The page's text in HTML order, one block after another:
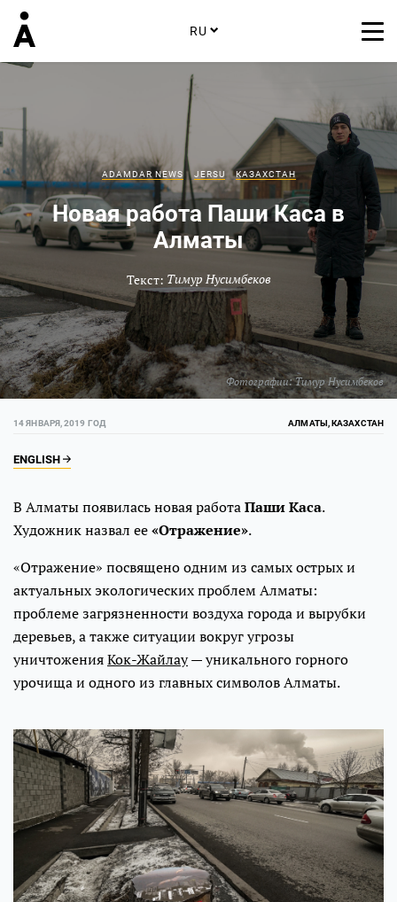
RU
Фотографии:Тимур Нусимбеков
ADAMDAR NEWS JERSU КАЗАХСТАН
Новая работа Паши Каса в
Алматы
Текст: Тимур Нусимбеков
14 ЯНВАРЯ, 2019 ГОД АЛМАТЫ, КАЗАХСТАН
ENGLISH
В Алматы появилась новая работаПаши Каса.
Художник назвал ее«Отражение».
«Отражение» посвящено одним из самых острых и
актуальных экологических проблем Алматы:
проблеме загрязненности воздуха города и вырубки
деревьев, а также ситуации вокруг угрозы
уничтоженияКок-Жайлау— уникального горного
урочища и одного из главных символов Алматы.